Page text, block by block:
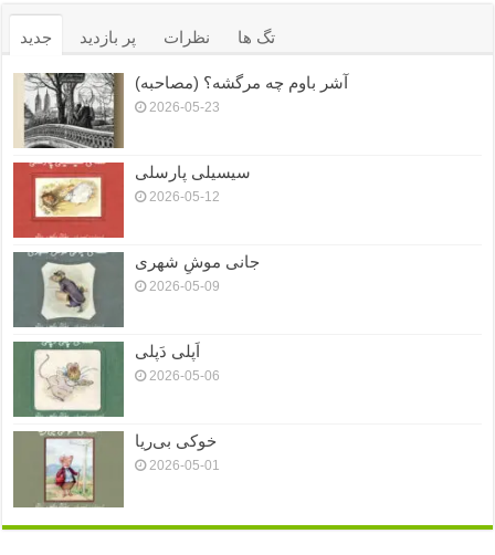
جدید پر بازدید نظرات تگ ها
آشر باوم چه مرگشه؟ (مصاحبه)
2026-05-23
سیسیلی پارسلی
2026-05-12
جانی موشِ شهری
2026-05-09
اَپلی دَپلی
2026-05-06
خوکی بی‌ریا
2026-05-01